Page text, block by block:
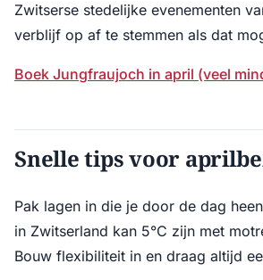
Zwitserse stedelijke evenementen
verblijf op af te stemmen als dat
Boek Jungfraujoch in april (veel
Snelle tips voor
Pak lagen in die je door de dag
in Zwitserland kan 5°C zijn met
Bouw flexibiliteit in en draag altijd